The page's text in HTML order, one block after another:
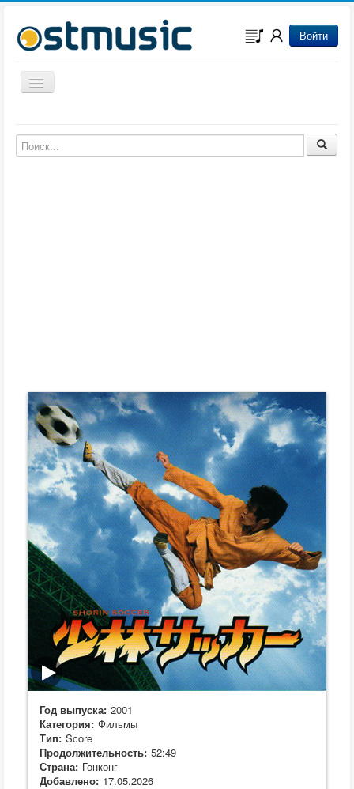
Войти
Включить/выключить навигацию
Музыка из мультфильмов
Музыка из сериалов
Год выпуска: 2001
Категория: Фильмы
Тип: Score
Продолжительность: 52:49
Страна: Гонконг
Добавлено: 17.05.2026